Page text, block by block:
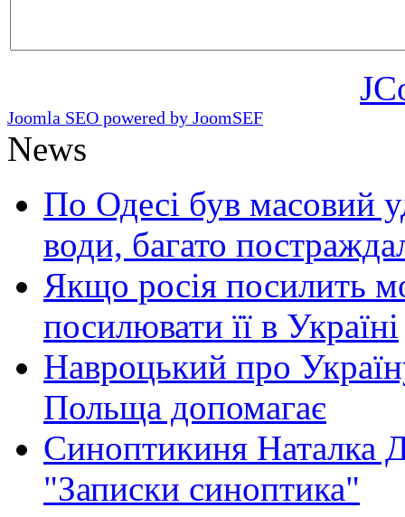
Joomla SEO powered by JoomSEF
News
По Одесі був масовий
води, багато
Якщо росія посилить
посилювати її в Україні
Навроцький про
Польща допомагає
Синоптикиня Наталка
"Записки синоптика"